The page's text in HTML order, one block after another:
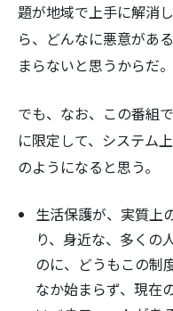
題が地域で上手に解消
ら、どんなに悪意があ
まらないと思うからだ。
でも、なお、この番組
に限定して、システム
のようになると思う。
生活保護が、実質上
り、身近な、多くの
のに、どうもこの制
なか始まらず、現在